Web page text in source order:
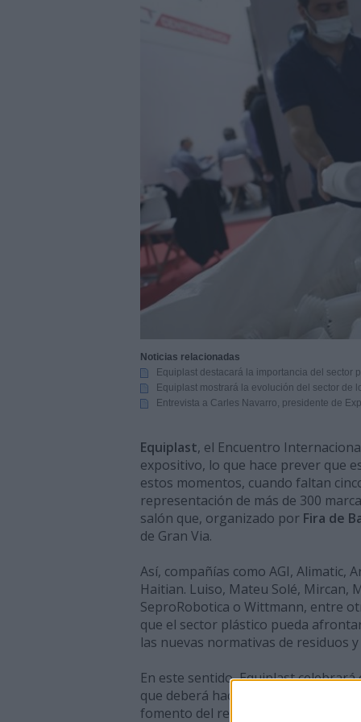
La Barca Energía
Subcontratación 2027
Innovación y nuevas
Aqualia se adjudica la
El bar como unidad de presión
27/07/2026 | El MMH 2026 reunirá a
24/07/2026 Cómo digitalizar el
24/07/2026 Yaskawa presenta el
23/07/2026 | ELGi Compressors nombra
Europa
Cómo escalar producción
07/08/2026 Emerson lanza nuevo
Noticias relacionadas
Equiplast destacará la importancia del sector
Equiplast mostrará la evolución del sector de
Entrevista a Carles Navarro, presidente de
Equiplast, el Encuentro
expositivo, lo que hace prever que
estos momentos, cuando faltan
representación de más de 300
salón que, organizado por Fira de
de Gran Via.
Así, compañías como AGI, Alimatic,
Haitian. Luiso, Mateu Solé, Mircan,
SeproRobotica o Wittmann, entre
que el sector plástico pueda
las nuevas normativas de residuos
En este sentido, Equiplast
que deberá hacer frente a las
fomento del reciclaje recogidas en